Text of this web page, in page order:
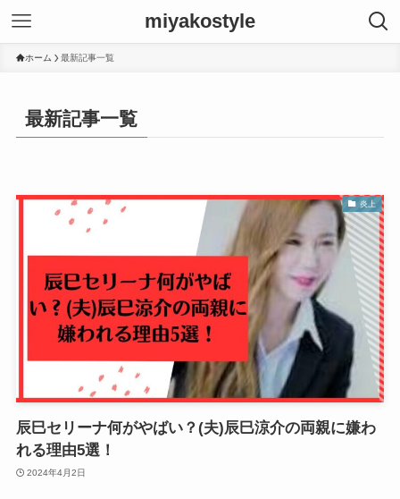
miyakostyle
ホーム 最新記事一覧
最新記事一覧
炎上
辰巳セリーナ何がやばい？(夫)辰巳涼介の両親に嫌わ
れる理由5選！
2024年4月2日